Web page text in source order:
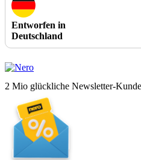
Entworfen in
Deutschland
2 Mio glückliche Newsletter-